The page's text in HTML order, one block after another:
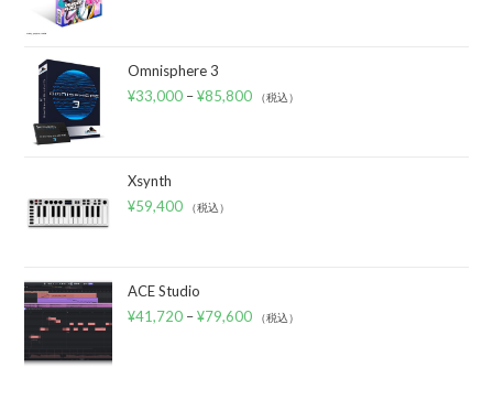
Omnisphere 3
¥33,000 –¥85,800 （税込）
Xsynth
¥59,400 （税込）
ACE Studio
¥41,720 –¥79,600 （税込）